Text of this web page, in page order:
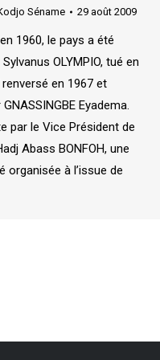
Séname 29 août 2009
1960, le pays a été
OLYMPIO, tué en
renversé en 1967 et
Eyadema.
par le Vice Président de
Abass BONFOH, une
organisée à l’issue de